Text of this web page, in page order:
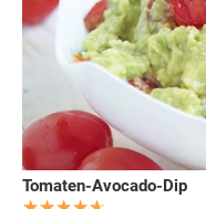
Tomaten-Avocado-Dip